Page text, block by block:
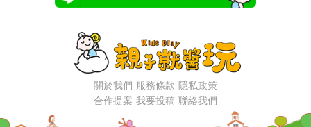
關於我們 服務條款 隱私政策
合作提案 我要投稿 聯絡我們